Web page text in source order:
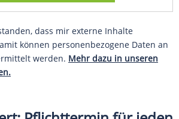
dass mir externe Inhalte
können personenbezogene Daten an
werden. Mehr dazu in unseren